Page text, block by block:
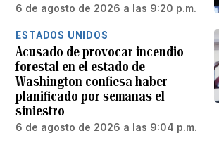
6 de agosto de 2026 a las 9:20 p.m.
ESTADOS UNIDOS
Acusado de provocar incendio
forestal en el estado de
Washington confiesa haber
planificado por semanas el
siniestro
6 de agosto de 2026 a las 9:04 p.m.